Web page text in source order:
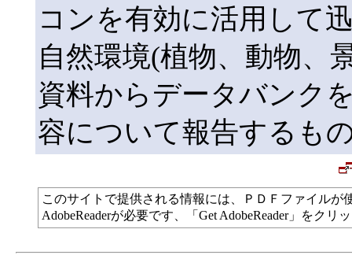
コンを有効に活用して
自然環境(植物、動物、
資料からデータバンク
容について報告するも
このサイトで提供される情報には、ＰＤＦファイル
AdobeReaderが必要です、「Get AdobeReader」をク